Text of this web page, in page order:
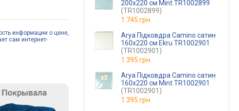
информации о цене,
сам интернет-
200x220 см Mint TR1002899
(TR1002899)
1 745 грн.
Arya Підковдра Camino сатин
160x220 см Ekru TR1002901
(TR1002901)
1 395 грн.
Arya Підковдра Camino сатин
160x220 см Mint TR1002901
(TR1002901)
1 395 грн.